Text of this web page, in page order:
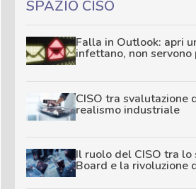
SPAZIO CISO
Falla in Outlook: apri
infettano, non
CISO tra svalutazione
realismo industriale
Il ruolo del CISO tra
Board e la rivoluzione